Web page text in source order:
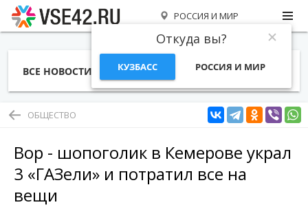
РОССИЯ И МИР
Откуда вы?
КУЗБАСС РОССИЯ И МИР
ВСЕ НОВОСТИ СТАТЬИ ТЕМЫ ФОТО
ОБЩЕСТВО
Вор - шопоголик в Кемерове украл
3 «ГАЗели» и потратил все на
вещи